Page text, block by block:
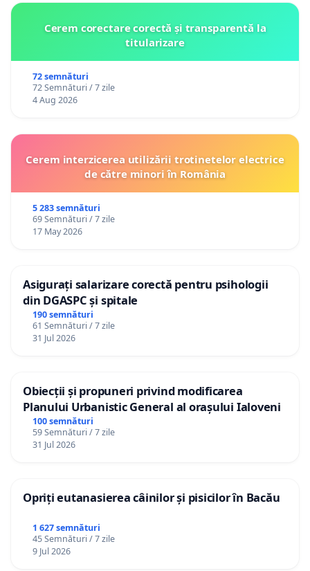
Cerem corectare corectă și transparentă la
titularizare
72 semnături
72 Semnături / 7 zile
4 Aug 2026
Cerem interzicerea utilizării trotinetelor electrice
de către minori în România
5 283 semnături
69 Semnături / 7 zile
17 May 2026
Asigurați salarizare corectă pentru psihologii
din DGASPC și spitale
190 semnături
61 Semnături / 7 zile
31 Jul 2026
Obiecții și propuneri privind modificarea
Planului Urbanistic General al orașului Ialoveni
100 semnături
59 Semnături / 7 zile
31 Jul 2026
Opriți eutanasierea câinilor și pisicilor în Bacău
1 627 semnături
45 Semnături / 7 zile
9 Jul 2026